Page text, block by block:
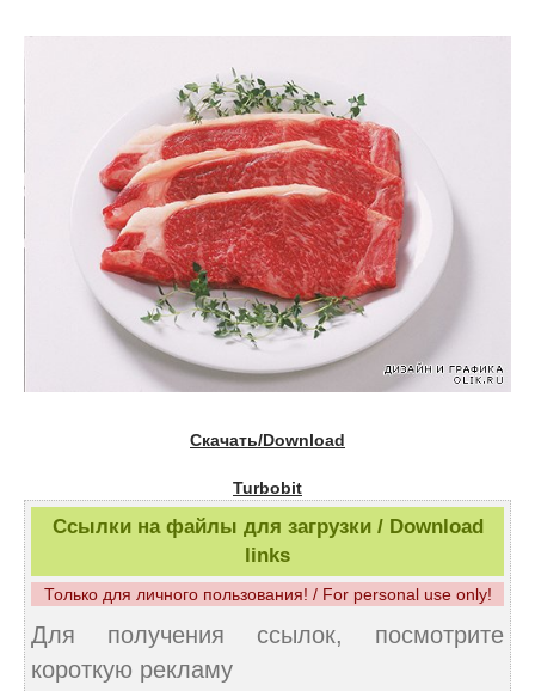
Скачать/Download
Turbobit
Ссылки на файлы для загрузки / Download
links
Только для личного пользования! / For personal use only!
Для получения ссылок, посмотрите
короткую рекламу